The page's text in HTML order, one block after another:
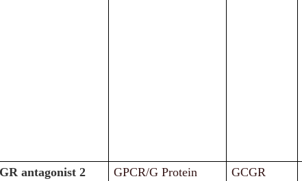
antagonist 2
GPCR/G Protein GCGR